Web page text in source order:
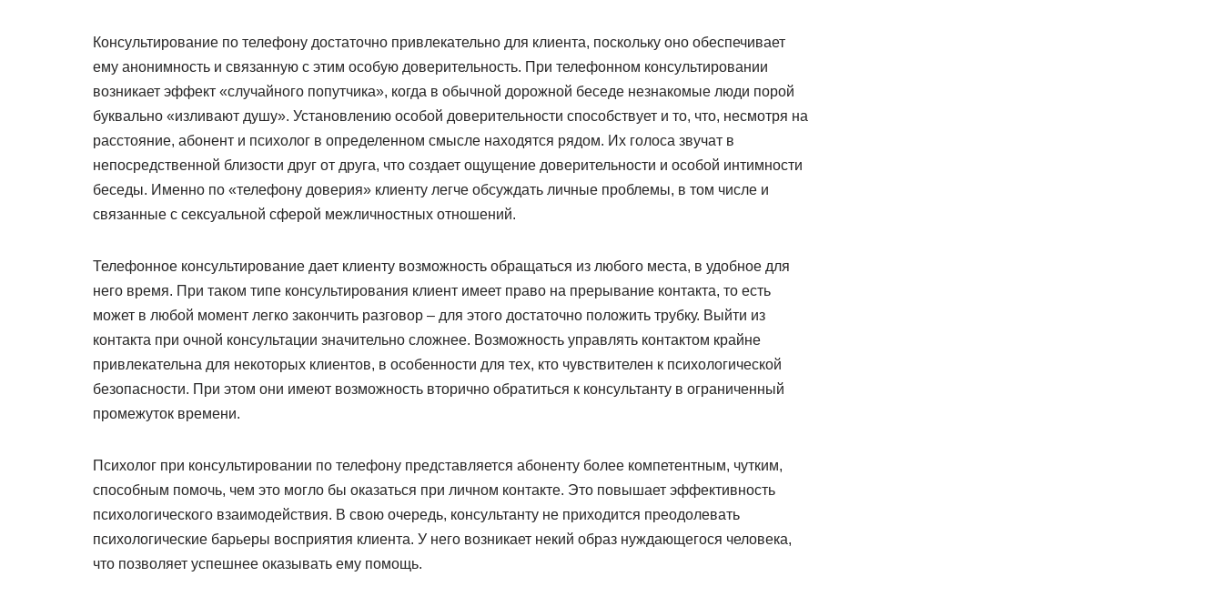
Консультирование по телефону достаточно привлекательно для клиента, поскольку оно обеспечивает
ему анонимность и связанную с этим особую доверительность. При телефонном консультировании
возникает эффект «случайного попутчика», когда в обычной дорожной беседе незнакомые люди порой
буквально «изливают душу». Установлению особой доверительности способствует и то, что, несмотря на
расстояние, абонент и психолог в определенном смысле находятся рядом. Их голоса звучат в
непосредственной близости друг от друга, что создает ощущение доверительности и особой интимности
беседы. Именно по «телефону доверия» клиенту легче обсуждать личные проблемы, в том числе и
связанные с сексуальной сферой межличностных отношений.
Телефонное консультирование дает клиенту возможность обращаться из любого места, в удобное для
него время. При таком типе консультирования клиент имеет право на прерывание контакта, то есть
может в любой момент легко закончить разговор – для этого достаточно положить трубку. Выйти из
контакта при очной консультации значительно сложнее. Возможность управлять контактом крайне
привлекательна для некоторых клиентов, в особенности для тех, кто чувствителен к психологической
безопасности. При этом они имеют возможность вторично обратиться к консультанту в ограниченный
промежуток времени.
Психолог при консультировании по телефону представляется абоненту более компетентным, чутким,
способным помочь, чем это могло бы оказаться при личном контакте. Это повышает эффективность
психологического взаимодействия. В свою очередь, консультанту не приходится преодолевать
психологические барьеры восприятия клиента. У него возникает некий образ нуждающегося человека,
что позволяет успешнее оказывать ему помощь.